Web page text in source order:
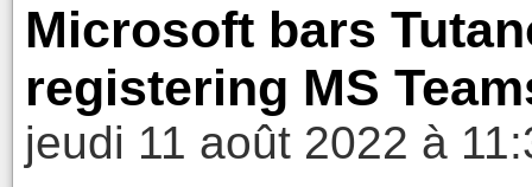
Microsoft bars
registering MS
jeudi 11 août 2022 à